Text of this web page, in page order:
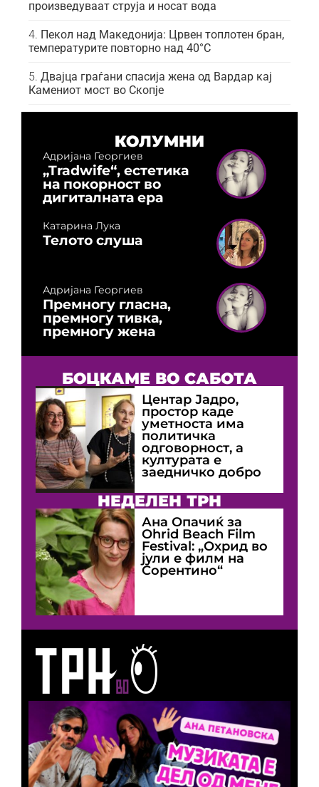
произведуваат струја и носат вода
Пекол над Македонија: Црвен топлотен бран,
температурите повторно над 40°C
Двајца граѓани спасија жена од Вардар кај
Камениот мост во Скопје
КОЛУМНИ
Адријана Георгиев
„Tradwife“, естетика
на покорност во
дигиталната ера
Катарина Лука
Телото слуша
Адријана Георгиев
Премногу гласна,
премногу тивка,
премногу жена
БОЦКАМЕ ВО САБОТА
Центар Јадро,
простор каде
уметноста има
политичка
одговорност, а
културата е
заедничко добро
НЕДЕЛЕН ТРН
Ана Опачиќ за
Оhrid Beach Film
Festival: „Охрид во
јули е филм на
Сорентино“